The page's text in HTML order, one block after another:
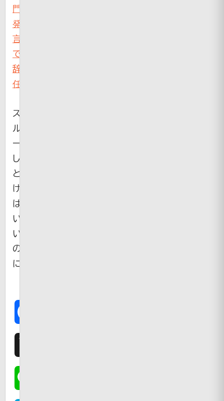
門
発
言」
で
辞
任
ス
ル
ー
し
と
け
ば
い
い
の
に